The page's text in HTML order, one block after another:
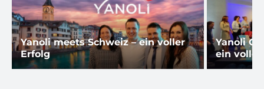
Yanoli meets Schweiz – ein voller
Erfolg
Yanoli
ein voller